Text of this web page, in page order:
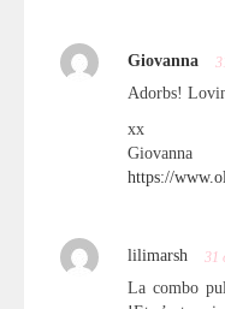
Giovanna
Adorbs!
xx
Giovanna
https://
lilimarsh 31
La combo